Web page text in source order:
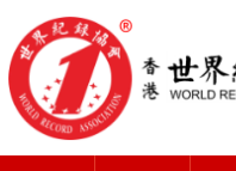
ꀇ 首頁
ꄃ 關於協會
ꁡ 世界紀錄